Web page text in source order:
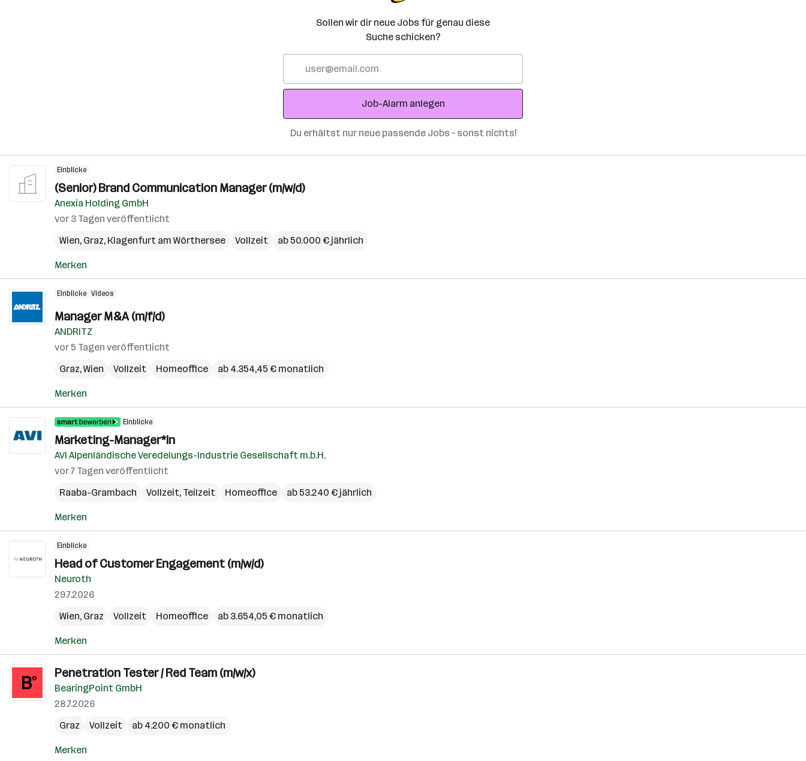
Sollen wir dir neue Jobs für genau diese
Suche schicken?
Adresse
Job-Alarm anlegen
Du erhältst nur neue passende Jobs – sonst nichts!
Einblicke
(Senior) Brand Communication Manager (m/w/d)
Anexia Holding GmbH
vor 3 Tagen veröffentlicht
Wien, Graz, Klagenfurt am Wörthersee Vollzeit ab 50.000 € jährlich
Merken
Einblicke Videos
Manager M&A (m/f/d)
ANDRITZ
vor 5 Tagen veröffentlicht
Graz,Wien Vollzeit Homeoffice ab 4.354,45 € monatlich
Merken
Einblicke
Marketing-Manager*in
AVI Alpenländische Veredelungs-Industrie Gesellschaft m.b.H.
vor 7 Tagen veröffentlicht
Raaba-Grambach
Vollzeit, Teilzeit Homeoffice ab 53.240 € jährlich
Merken
Einblicke
Head of Customer Engagement (m/w/d)
Neuroth
29.7.2026
Wien, Graz Vollzeit Homeoffice ab 3.654,05 € monatlich
Merken
Penetration Tester / Red Team (m/w/x)
BearingPoint GmbH
28.7.2026
Graz
Vollzeit ab 4.200 € monatlich
Merken